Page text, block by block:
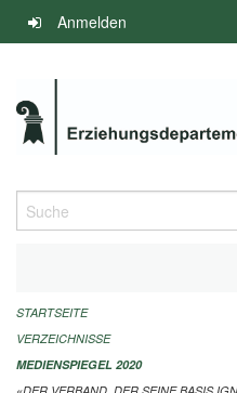
Navigation
überspringen
Anmelden
Suche
INFOS ZUM ED-
IMPRESSUM
STARTSEITE
VERZEICHNISSE
MEDIENSPIEGEL 2020